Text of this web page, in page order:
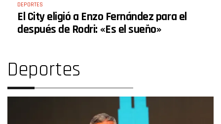
DEPORTES
El City eligió a Enzo Fernández para el
después de Rodri: «Es el sueño»
Deportes